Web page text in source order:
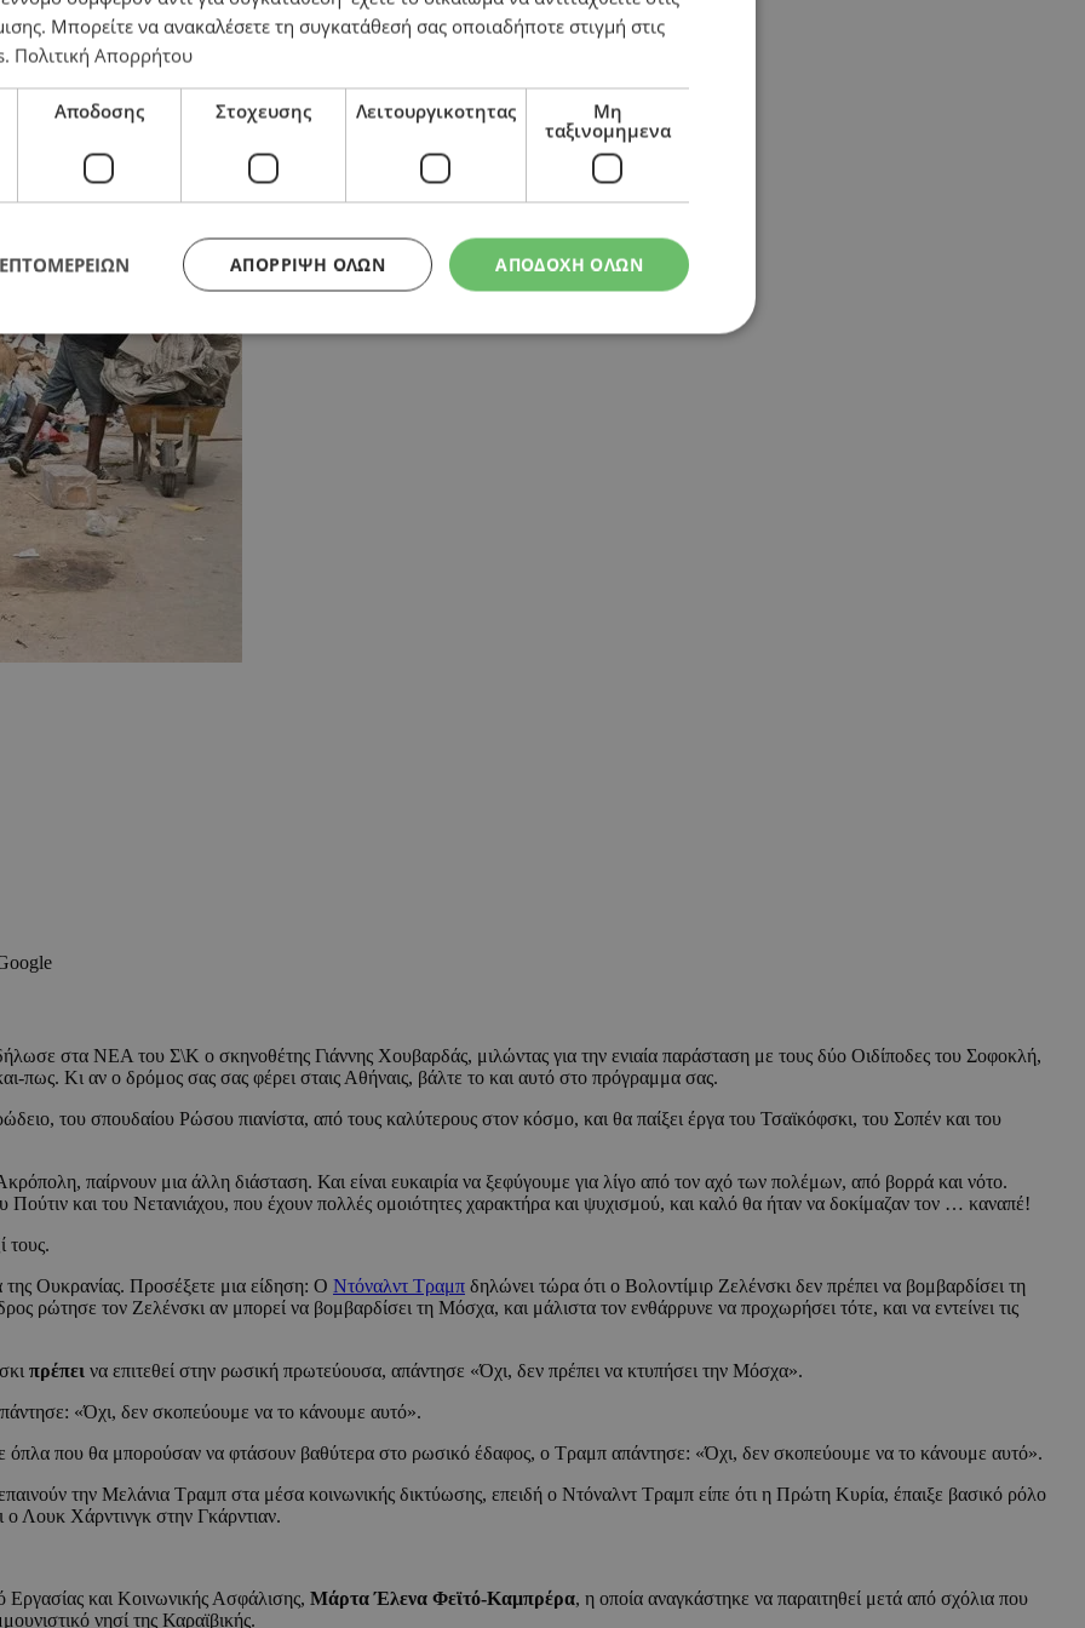
στα ΝΕΑ του Σ\Κ ο σκηνοθέτης Γιάννης Χουβαρδάς, μιλώντας για την ενιαία παράσταση με τους δύο Οιδίποδες του Σοφοκλή,
πως. Κι αν ο δρόμος σας σας φέρει σταις Αθήναις, βάλτε το και αυτό στο πρόγραμμα σας.
του σπουδαίου Ρώσου πιανίστα, από τους καλύτερους στον κόσμο, και θα παίξει έργα του Τσαϊκόφσκι, του Σοπέν και του
παίρνουν μια άλλη διάσταση. Και είναι ευκαιρία να ξεφύγουμε για λίγο από τον αχό των πολέμων, από βορρά και νότο.
και του Νετανιάχου, που έχουν πολλές ομοιότητες χαρακτήρα και ψυχισμού, και καλό θα ήταν να δοκίμαζαν τον … καναπέ!
τους.
Ουκρανίας. Προσέξετε μια είδηση: Ο Ντόναλντ Τραμπ δηλώνει τώρα ότι ο Βολοντίμιρ Ζελένσκι δεν πρέπει να βομβαρδίσει τη
τον Ζελένσκι αν μπορεί να βομβαρδίσει τη Μόσχα, και μάλιστα τον ενθάρρυνε να προχωρήσει τότε, και να εντείνει τις
πρέπει να επιτεθεί στην ρωσική πρωτεύουσα, απάντησε «Όχι, δεν πρέπει να κτυπήσει την Μόσχα».
«Όχι, δεν σκοπεύουμε να το κάνουμε αυτό».
όπλα που θα μπορούσαν να φτάσουν βαθύτερα στο ρωσικό έδαφος, ο Τραμπ απάντησε: «Όχι, δεν σκοπεύουμε να το κάνουμε αυτό».
την Μελάνια Τραμπ στα μέσα κοινωνικής δικτύωσης, επειδή ο Ντόναλντ Τραμπ είπε ότι η Πρώτη Κυρία, έπαιξε βασικό ρόλο
ο Λουκ Χάρντινγκ στην Γκάρντιαν.
Εργασίας και Κοινωνικής Ασφάλισης, Μάρτα Έλενα Φεϊτό-Καμπρέρα, η οποία αναγκάστηκε να παραιτηθεί μετά από σχόλια που
νησί της Καραϊβικής.
. Μπορείτε να ανακαλέσετε τη συγκατάθεσή σας οποιαδήποτε στιγμή στις
. Πολιτική Απορρήτου
Αποδοσης Στοχευσης Λειτουργικοτητας
Μη
ταξινομημενα
ΑΠΟΔΟΧΗ ΟΛΩΝ
ΑΠΌΡΡΙΨΗ ΌΛΩΝ